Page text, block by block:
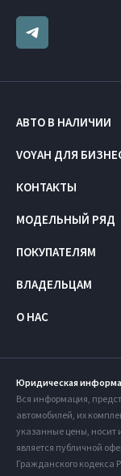
АВТО В НАЛИЧИИ
VOYAH ДЛЯ
КОНТАКТЫ
МОДЕЛЬНЫЙ РЯД
ПОКУПАТЕЛЯМ
ВЛАДЕЛЬЦАМ
О НАС
Юридическая
Вся информация,
автомобилей, их
указанные цены, носит
является публичной
Гражданского кодекса